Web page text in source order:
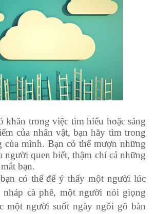
khăn trong việc tìm hiểu hoặc sáng
của nhân vật, bạn hãy tìm trong
của mình. Bạn có thể mượn những
người quen biết, thậm chí cả những
bạn.
có thể để ý thấy một người lúc
nháp cà phê, một người nói giọng
một người suốt ngày ngồi gõ bàn